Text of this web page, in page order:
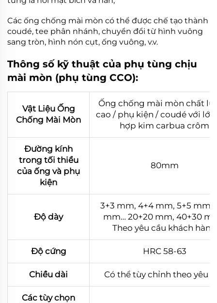
Các ống chống mài mòn có thể được chế tạo thành
coudé, tee phân nhánh, chuyển đổi từ hình vuông
sang tròn, hình nón cụt, ống vuông, v.v.
Thông số kỹ thuật của phụ tùng chịu
mài mòn (phụ tùng CCO):
Vật Liệu Ống
Chống Mài Mòn
Ống chống mài mòn chất
cao / phụ kiện / coudé với
hợp kim carbua crôm
Đường kính
trong tối thiểu
của ống và phụ
kiện
80mm
Độ dày
3+3 mm, 4+4 mm, 5+5 mm,
mm… 20+20 mm, 40+30
Theo yêu cầu khách hàng
Độ cứng HRC 58-63
Chiều dài Có thể tùy chỉnh theo yêu
Các tùy chọn